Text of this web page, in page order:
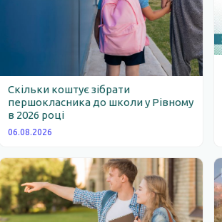
Скільки коштує зібрати
першокласника до школи у Рівному
в 2026 році
06.08.2026